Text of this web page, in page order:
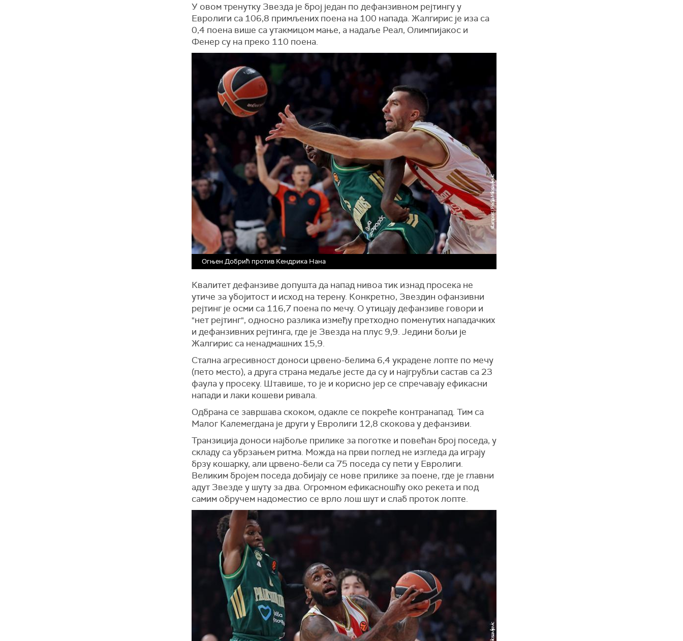
У овом тренутку Звезда је број један по дефанзивном рејтингу у
Евролиги са 106,8 примљених поена на 100 напада. Жалгирис је иза са
0,4 поена више са утакмицом мање, а надаље Реал, Олимпијакос и
Фенер су на преко 110 поена.
Огњен Добрић против Кендрика Нана
Квалитет дефанзиве допушта да напад нивоа тик изнад просека не
утиче за убојитост и исход на терену. Конкретно, Звездин офанзивни
рејтинг је осми са 116,7 поена по мечу. О утицају дефанзиве говори и
"нет рејтинг", односно разлика између претходно поменутих напaдачких
и дефанзивних рејтинга, где је Звезда на плус 9,9. Једини бољи је
Жалгирис са ненадмашних 15,9.
Стална агресивност доноси црвено-белима 6,4 украдене лопте по мечу
(пето место), а друга страна медаље јесте да су и најгрубљи састав са 23
фаула у просеку. Штавише, то је и корисно јер се спречавају ефикасни
напади и лаки кошеви ривала.
Одбрана се завршава скоком, одакле се покреће контранапад. Тим са
Малог Калемегдана је други у Евролиги 12,8 скокова у дефанзиви.
Транзиција доноси најбоље прилике за поготке и повећан број поседа, у
складу са убрзањем ритма. Можда на први поглед не изгледа да играју
брзу кошарку, али црвено-бели са 75 поседа су пети у Евролиги.
Великим бројем поседа добијају се нове прилике за поене, где је главни
адут Звезде у шуту за два. Огромном ефикасношћу око рекета и под
самим обручем надоместио се врло лош шут и слаб проток лопте.